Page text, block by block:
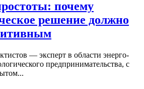
почему
решение должно
— эксперт в области энерго-
предпринимательства, с